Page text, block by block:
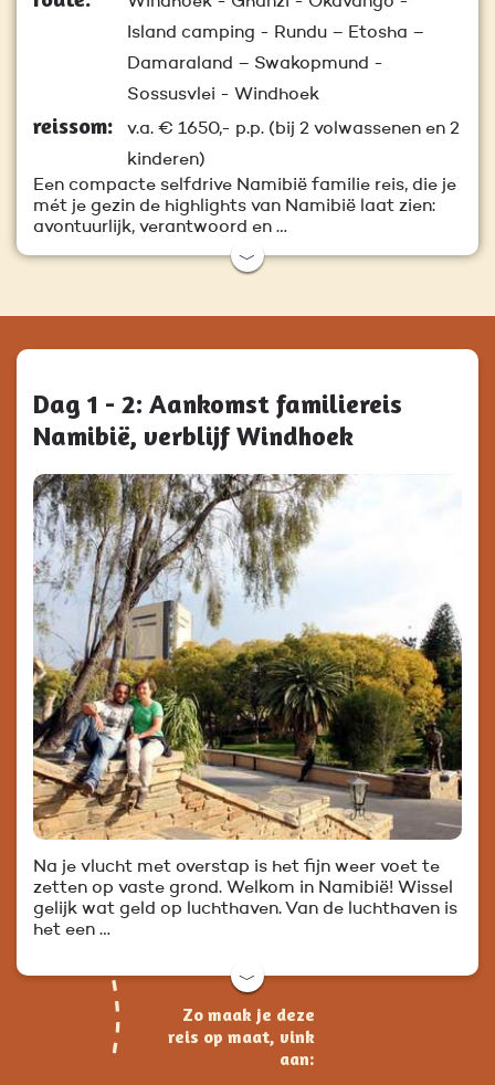
Island camping - Rundu – Etosha –
Damaraland – Swakopmund -
Sossusvlei - Windhoek
reissom: v.a. € 1650,- p.p. (bij 2 volwassenen en 2
kinderen)
Een compacte selfdrive Namibië familie reis, die je
mét je gezin de highlights van Namibië laat zien:
avontuurlijk, verantwoord en …
﹀
Dag 1 - 2: Aankomst familiereis
Namibië, verblijf Windhoek
Na je vlucht met overstap is het fijn weer voet te
zetten op vaste grond. Welkom in Namibië! Wissel
gelijk wat geld op luchthaven. Van de luchthaven is
het een …
﹀
Zo maak je deze
reis op maat, vink
aan: